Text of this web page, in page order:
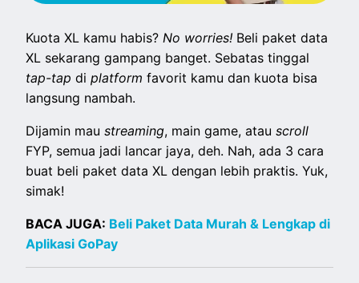
Kuota XL kamu habis?No worries! Beli paket data
XL sekarang gampang banget. Sebatas tinggal
tap-tap diplatform favorit kamu dan kuota bisa
langsung nambah.
Dijamin maustreaming, main game, atau scroll
FYP, semua jadi lancar jaya, deh. Nah, ada 3 cara
buat beli paket data XL dengan lebih praktis. Yuk,
simak!
BACA JUGA: Beli Paket Data Murah & Lengkap di
Aplikasi GoPay